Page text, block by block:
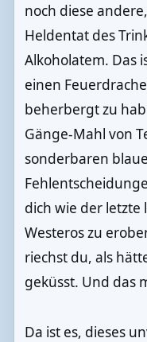
noch diese
Heldentat des
Alkoholatem. Das
einen
beherbergt zu
Gänge-Mahl von
sonderbaren
dich wie der
Westeros zu
riechst du, als
geküsst. Und das
Da ist es, dieses